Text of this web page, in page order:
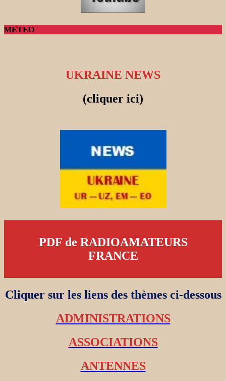
METEO
UKRAINE NEWS
(cliquer ici)
PDF de RADIOAMATEURS
FRANCE
Cliquer sur les liens des thèmes ci-dessous
ADMINISTRATIONS
ASSOCIATIONS
ANTENNES